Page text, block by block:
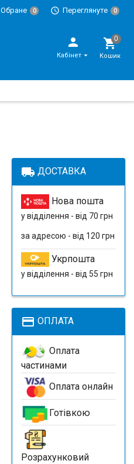
Обране 0 Переглянуте 0
Кабінет Кошик
local_shipping ДОСТАВКА
Нова пошта
у відділення - від 70 грн
за адресою - від 120 грн
Укрпошта
у відділення - від 55 грн
payment ОПЛАТА
Оплата
частинами
Оплата онлайн
Готівкою
Розрахунковий